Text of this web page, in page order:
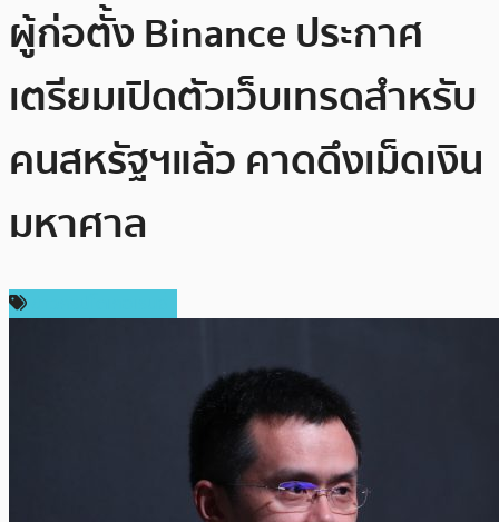
ผู้ก่อตั้ง Binance ประกาศ
เตรียมเปิดตัวเว็บเทรดสำหรับ
คนสหรัฐฯแล้ว คาดดึงเม็ดเงิน
มหาศาล